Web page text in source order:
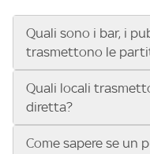
Quali sono i bar, i
trasmettono le
Se cerchi un bar, pub,
vedere le partite di Serie
UEFA Champions
Conference League, il
Quali locali
diretta?
Vuoi sapere quali bar,
Come sapere se un